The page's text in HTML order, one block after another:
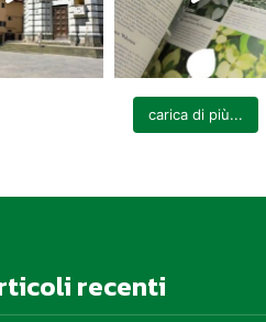
carica di più...
recenti